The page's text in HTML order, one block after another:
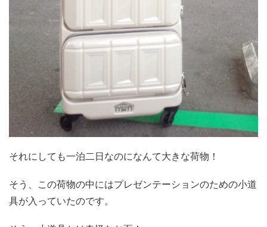
それにしても一泊二日なのになんて大きな荷物！
そう、この荷物の中にはプレゼンテーションのための小道
具が入っていたのです。